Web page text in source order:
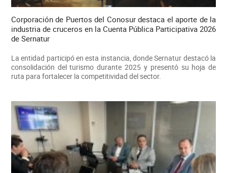
Corporación de Puertos del Conosur destaca el aporte de la
industria de cruceros en la Cuenta Pública Participativa 2026
de Sernatur
La entidad participó en esta instancia, donde Sernatur destacó la
consolidación del turismo durante 2025 y presentó su hoja de
ruta para fortalecer la competitividad del sector.